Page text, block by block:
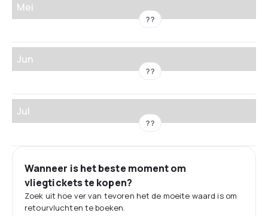
Mei
??
Jun
??
Jul
??
Wanneer is het beste moment om
vliegtickets te kopen?
Zoek uit hoe ver van tevoren het de moeite waard is om
retourvluchten te boeken.